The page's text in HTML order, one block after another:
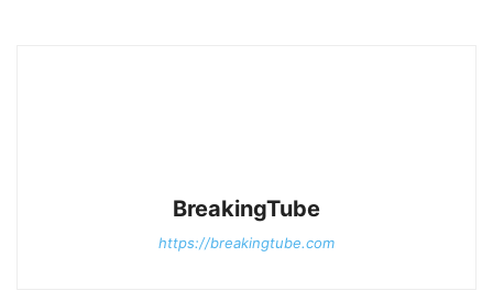
BreakingTube
https://breakingtube.com